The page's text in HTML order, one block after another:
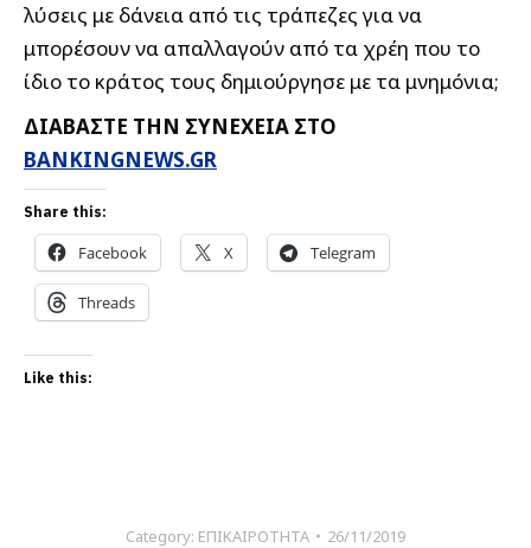
λύσεις με δάνεια από τις τράπεζες για να
μπορέσουν να απαλλαγούν από τα χρέη που το
ίδιο το κράτος τους δημιούργησε με τα μνημόνια;
ΔΙΑΒΑΣΤΕ ΤΗΝ ΣΥΝΕΧΕΙΑ ΣΤΟ
BANKINGNEWS.GR
Share this:
Facebook X Telegram
Threads
Like this:
Category: ΕΠΙΚΑΙΡΟΤΗΤΑ 26/11/2019